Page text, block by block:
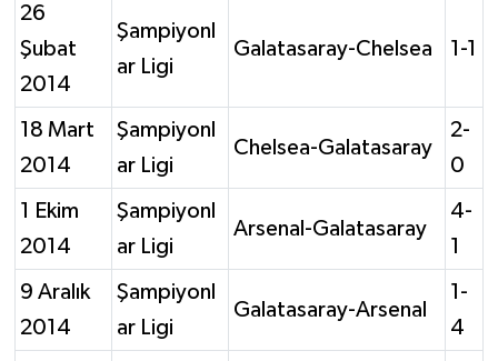
26
Şubat
2014
Şampiyonl
ar Ligi
Galatasaray-Chelsea 1-1
18 Mart
2014
Şampiyonl
ar Ligi
Chelsea-Galatasaray
2-
0
1 Ekim
2014
Şampiyonl
ar Ligi
Arsenal-Galatasaray
4-
1
9 Aralık
2014
Şampiyonl
ar Ligi
Galatasaray-Arsenal
1-
4